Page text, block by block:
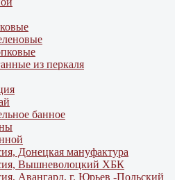
из перкаля
банное
Донецкая мануфактура
Вышневолоцкий ХБК
Авангард, г. Юрьев -Польский